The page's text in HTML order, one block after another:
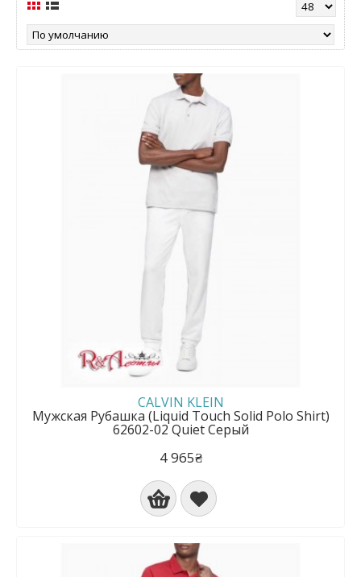
CALVIN KLEIN
Мужская Рубашка (Liquid Touch Solid Polo Shirt)
62602-02 Quiet Серый
4 965₴